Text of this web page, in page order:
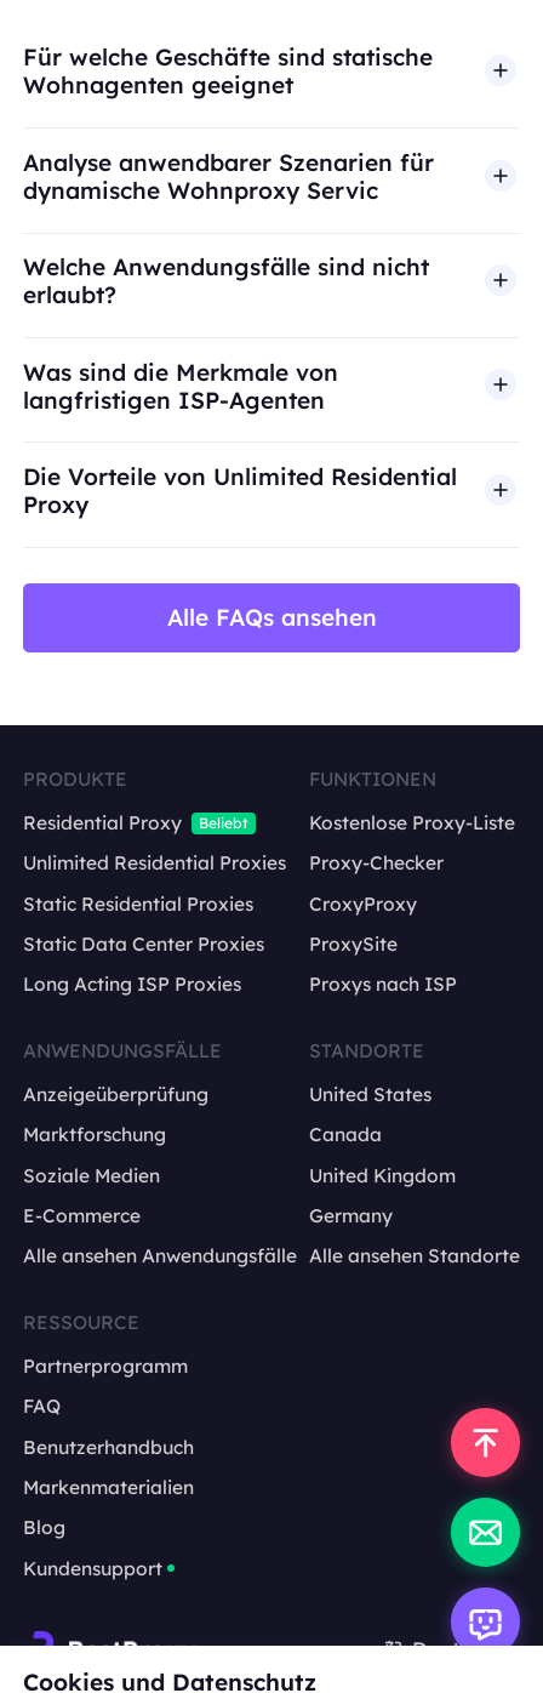
Für welche Geschäfte sind statische
Wohnagenten geeignet
Analyse anwendbarer Szenarien für
dynamische Wohnproxy Servic
Welche Anwendungsfälle sind nicht
erlaubt?
BestProxy unterstützt keinen Betrug, Spam,
Was sind die Merkmale von
langfristigen ISP-Agenten
Die Vorteile von Unlimited Residential
Proxy
Alle FAQs ansehen
PRODUKTE
Residential Proxy
Beliebt
Unlimited Residential Proxies
Static Residential Proxies
Static Data Center Proxies
Long Acting ISP Proxies
FUNKTIONEN
Kostenlose Proxy-Liste
Proxy-Checker
CroxyProxy
ProxySite
Proxys nach ISP
ANWENDUNGSFÄLLE
Anzeigeüberprüfung
Marktforschung
Soziale Medien
E-Commerce
Alle ansehen Anwendungsfälle
STANDORTE
United States
Canada
United Kingdom
Germany
Alle ansehen Standorte
RESSOURCE
Partnerprogramm
FAQ
Benutzerhandbuch
Markenmaterialien
Blog
Kundensupport
Deutsch
Cookies und Datenschutz